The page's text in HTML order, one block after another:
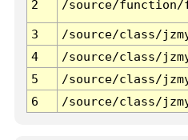
2 /source/function/
3 /source/class/
4
/source/class/
5
/source/class/
6
/source/class/